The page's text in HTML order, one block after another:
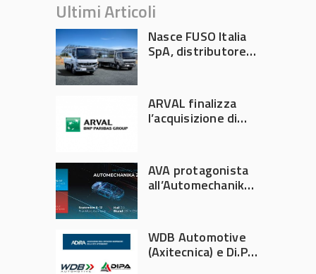
Ultimi Articoli
Nasce FUSO Italia
SpA, distributore
ARVAL finalizza
l’acquisizione di
AVA protagonista
all’Automechanika
WDB Automotive
(Axitecnica) e Di.Pa.